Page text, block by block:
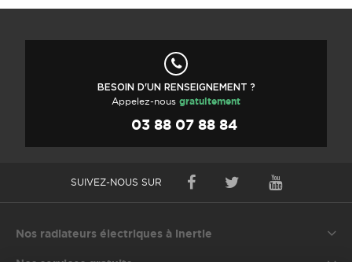
BESOIN D'UN RENSEIGNEMENT ?
Appelez-nous gratuitement
03 88 07 88 84
SUIVEZ-NOUS SUR
Nos radiateurs électriques à inertie
Nos services gratuits